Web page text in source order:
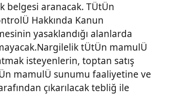
aranacak. TÜtÜn
Hakkında Kanun
yasaklandığı alanlarda
tÜtÜn mamulÜ
isteyenlerin, toptan satış
mamulÜ sunumu faaliyetine ve
çıkarılacak tebliğ ile